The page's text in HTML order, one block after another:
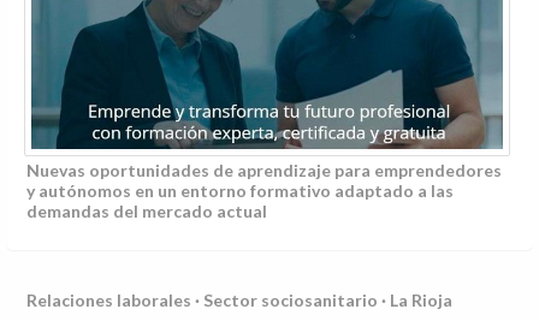
Nuevas oportunidades de aprendizaje para emprendedores
y autónomos en un entorno formativo adaptado a las
demandas del mercado actual
Relaciones laborales · Sector sociosanitario · La Rioja